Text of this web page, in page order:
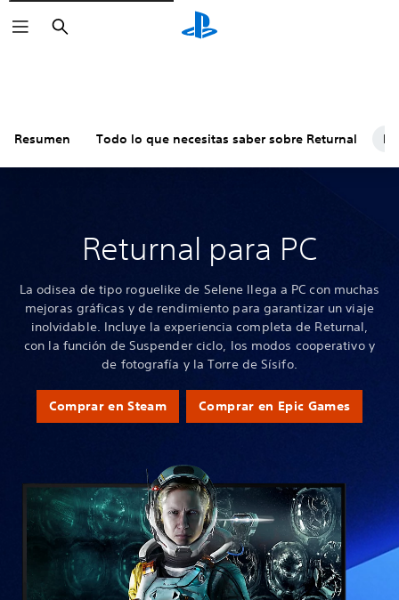
Buscar
Resumen Todo lo que necesitas saber sobre Returnal PC
Returnal para PC
La odisea de tipo roguelike de Selene llega a PC con muchas
mejoras gráficas y de rendimiento para garantizar un viaje
inolvidable. Incluye la experiencia completa de Returnal,
con la función de Suspender ciclo, los modos cooperativo y
de fotografía y la Torre de Sísifo.
Comprar en Steam Comprar en Epic Games